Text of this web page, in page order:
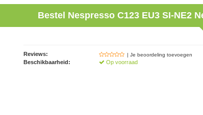
Bestel Nespresso C123 EU3 SI-NE2
Reviews: | Je beoordeling toevoegen
Beschikbaarheid: Op voorraad